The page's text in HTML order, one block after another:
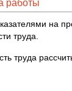
работы
на
труда.
труда